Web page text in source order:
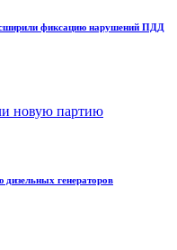
фиксацию нарушений ПДД
генераторов